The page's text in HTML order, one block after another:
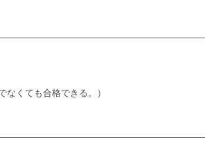
くても合格できる。）